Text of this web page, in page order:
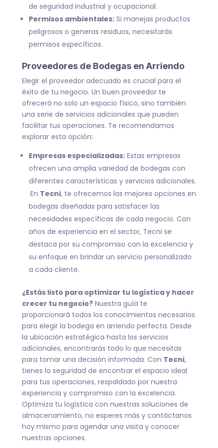
de seguridad industrial y ocupacional.
Permisos ambientales:Si manejas productos
peligrosos o generas residuos, necesitarás
permisos específicos.
Proveedores de Bodegas en Arriendo
Elegir el proveedor adecuado es crucial para el
éxito de tu negocio. Un buen proveedor te
ofrecerá no solo un espacio físico, sino también
una serie de servicios adicionales que pueden
facilitar tus operaciones. Te recomendamos
explorar esta opción:
Empresas especializadas:Estas empresas
ofrecen una amplia variedad de bodegas con
diferentes características y servicios adicionales.
En Tecni, te ofrecemos las mejores opciones en
bodegas diseñadas para satisfacer las
necesidades específicas de cada negocio. Con
años de experiencia en el sector, Tecni se
destaca por su compromiso con la excelencia y
su enfoque en brindar un servicio personalizado
a cada cliente.
¿Estás listo para optimizar tu logística y hacer
crecer tu negocio? Nuestra guía te
proporcionará todos los conocimientos necesarios
para elegir la bodega en arriendo perfecta. Desde
la ubicación estratégica hasta los servicios
adicionales, encontrarás todo lo que necesitas
para tomar una decisión informada. Con Tecni,
tienes la seguridad de encontrar el espacio ideal
para tus operaciones, respaldado por nuestra
experiencia y compromiso con la excelencia.
Optimiza tu logística con nuestras soluciones de
almacenamiento, no esperes más y contáctanos
hoy mismo para agendar una visita y conocer
nuestras opciones.